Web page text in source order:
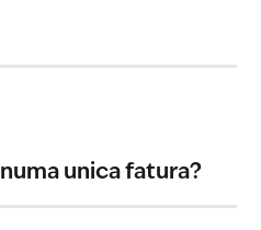
unica fatura?